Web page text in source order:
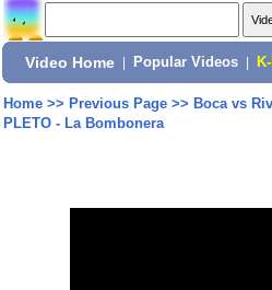
Video Home Popular Videos
Home>> Previous Page>> Boca vs
PLETO - La Bombonera